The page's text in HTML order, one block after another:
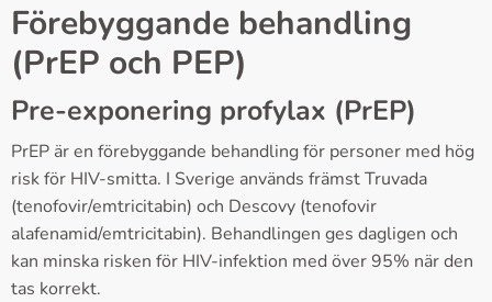
Förebyggande behandling
(PrEP och PEP)
Pre-exponering profylax (PrEP)
PrEP är en förebyggande behandling för personer med hög
risk för HIV-smitta. I Sverige används främst Truvada
(tenofovir/emtricitabin) och Descovy (tenofovir
alafenamid/emtricitabin). Behandlingen ges dagligen och
kan minska risken för HIV-infektion med över 95% när den
tas korrekt.